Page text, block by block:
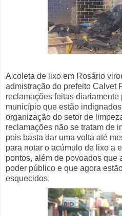
A coleta de lixo em Rosário
admistração do prefeito Calvet
reclamações feitas
município que estão
organização do setor de
reclamações não se tratam de
pois basta dar uma volta até
para notar o acúmulo de lixo a
pontos, além de povoados que
poder público e que agora
esquecidos.